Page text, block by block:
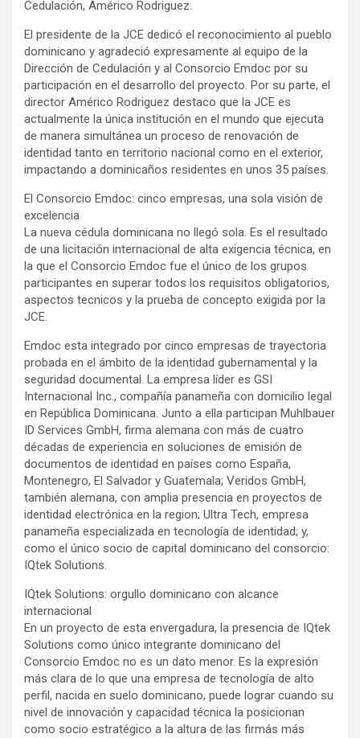
Cedulación, Américo Rodriguez.
El presidente de la JCE dedicó el reconocimiento al pueblo
dominicano y agradeció expresamente al equipo de la
Dirección de Cedulación y al Consorcio Emdoc por su
participación en el desarrollo del proyecto. Por su parte, el
director Américo Rodriguez destaco que la JCE es
actualmente la única institución en el mundo que ejecuta
de manera simultánea un proceso de renovación de
identidad tanto en territorio nacional como en el exterior,
impactando a dominicaños residentes en unos 35 países.
El Consorcio Emdoc: cinco empresas, una sola visión de
excelencia
La nueva cédula dominicana no llegó sola. Es el resultado
de una licitación internacional de alta exigencia técnica, en
la que el Consorcio Emdoc fue el único de los grupos
participantes en superar todos los requisitos obligatorios,
aspectos tecnicos y la prueba de concepto exigida por la
JCE.
Emdoc esta integrado por cinco empresas de trayectoria
probada en el ámbito de la identidad gubernamental y la
seguridad documental. La empresa líder es GSI
Internacional Inc., compañía panameña con domicilio legal
en República Dominicana. Junto a ella participan Muhlbauer
ID Services GmbH, firma alemana con más de cuatro
décadas de experiencia en soluciones de emisión de
documentos de identidad en países como España,
Montenegro, El Salvador y Guatemala; Veridos GmbH,
también alemana, con amplia presencia en proyectos de
identidad electrónica en la region; Ultra Tech, empresa
panameña especializada en tecnología de identidad; y,
como el único socio de capital dominicano del consorcio:
IQtek Solutions.
IQtek Solutions: orgullo dominicano con alcance
internacional
En un proyecto de esta envergadura, la presencia de IQtek
Solutions como único integrante dominicano del
Consorcio Emdoc no es un dato menor. Es la expresión
más clara de lo que una empresa de tecnología de alto
perfil, nacida en suelo dominicano, puede lograr cuando su
nivel de innovación y capacidad técnica la posicionan
como socio estratégico a la altura de las firmás más